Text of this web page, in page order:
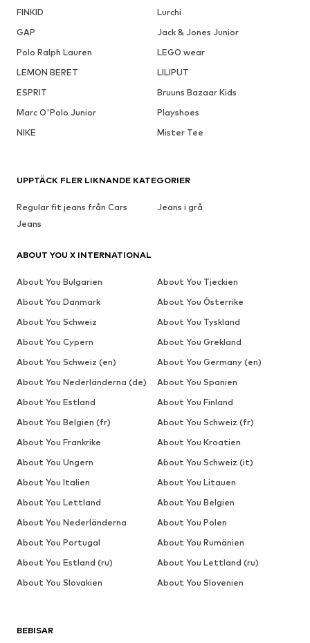
FINKID
Lurchi
GAP
Jack & Jones Junior
Polo Ralph Lauren
LEGO wear
LEMON BERET
LILIPUT
ESPRIT
Bruuns Bazaar Kids
Marc O'Polo Junior
Playshoes
NIKE
Mister Tee
BEBISAR
UPPTÄCK FLER LIKNANDE KATEGORIER
Regular fit jeans från Cars
Jeans
Jeans i grå
ABOUT YOU X INTERNATIONAL
About You Bulgarien
About You Tjeckien
About You Danmark
About You Österrike
About You Schweiz
About You Tyskland
About You Cypern
About You Grekland
About You Schweiz (en)
About You Germany (en)
About You Nederländerna (de)
About You Spanien
About You Estland
About You Finland
About You Belgien (fr)
About You Schweiz (fr)
About You Frankrike
About You Kroatien
About You Ungern
About You Schweiz (it)
About You Italien
About You Litauen
About You Lettland
About You Belgien
About You Nederländerna
About You Polen
About You Portugal
About You Rumänien
About You Estland (ru)
About You Lettland (ru)
About You Slovakien
About You Slovenien